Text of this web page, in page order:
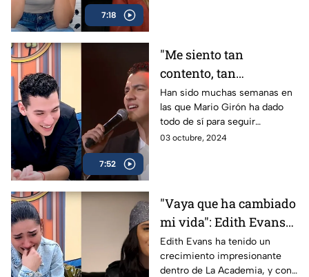
7:18
7:52
"Me siento tan
contento, tan
emocionado": Mario
Girón rumbo a la final
de La Academia 2024
Han sido muchas semanas en
las que Mario Girón ha dado
todo de sí para seguir
creciendo como artista, y
03 octubre, 2024
"Vaya que ha cambiado
mi vida": Edith Evans
rumbo a la final de La
Academia 2024
Edith Evans ha tenido un
crecimiento impresionante
dentro de La Academia, y con